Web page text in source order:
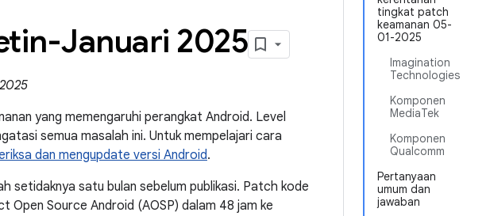
tingkat patch
keamanan 05-
01-2025
Imagination
Technologies
Komponen
MediaTek
Komponen
Qualcomm
Pertanyaan
umum dan
jawaban
Januari 2025
yang memengaruhi perangkat Android. Level
semua masalah ini. Untuk mempelajari cara
dan mengupdate versi Android.
setidaknya satu bulan sebelum publikasi. Patch kode
Open Source Android (AOSP) dalam 48 jam ke